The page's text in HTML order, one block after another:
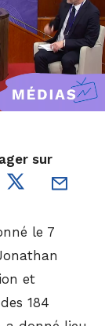
sur
le 7
et
184